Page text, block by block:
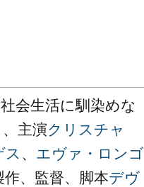
会生活に馴染めな
主演クリスチャ
ス 、 エヴァ・ロンゴ
作、監督、脚本デヴ